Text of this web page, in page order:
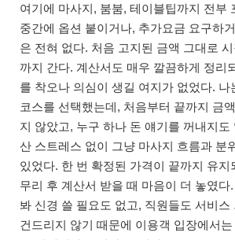
여기에 마사지, 붐붐, 테이블팁까지 전부
중간에 옵션 붙이거나, 추가요금 요구하
은 전혀 없다. 처음 고지된 금액 그대로
까지 간다. 계산서도 매우 깔끔하게 정리
를 착오나 의심이 생길 여지가 없었다. 나
코스를 선택했는데, 처음부터 끝까지 금
지 않았고, 누구 하나 돈 얘기를 꺼내지도
산 스트레스 없이 그냥 마사지 흐름과 분
있었다. 한 번 확정된 가격이 끝까지 유지
무리 후 계산서 받을 때 마음이 더 놓였다
봐 신경 쓸 필요도 없고, 직원들도 서비스
건드리지 않기 때문에 이용객 입장에서